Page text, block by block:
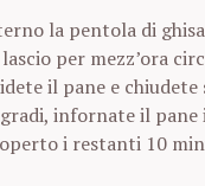
la pentola di
per mezz’ora
il pane e chiudete
infornate il pane
i restanti 10